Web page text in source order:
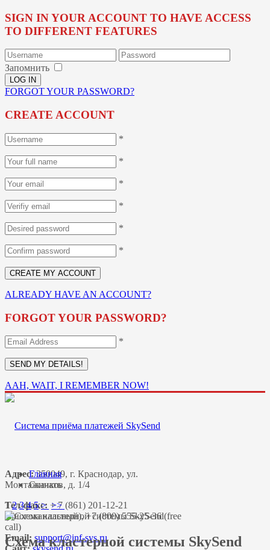
SIGN IN YOUR ACCOUNT TO HAVE ACCESS
TO DIFFERENT FEATURES
Запомнить
FORGOT YOUR PASSWORD?
CREATE ACCOUNT
*
*
*
*
*
*
ALREADY HAVE AN ACCOUNT?
FORGOT YOUR PASSWORD?
*
AAH, WAIT, I REMEMBER NOW!
Адрес:350049, г. Краснодар, ул.
Монтажников, д. 1/4
Тел-факс: + 7 (861) 201-12-21
(многоканальный), +7 (800) 555-25-36 (free
call)
Email:
Главная
Скачать
1 2 3 4 5 > >>
Cхема кластерной системы SkySend